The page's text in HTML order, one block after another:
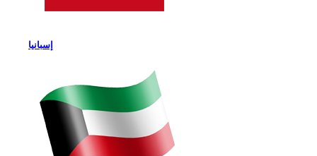
إسبانيا